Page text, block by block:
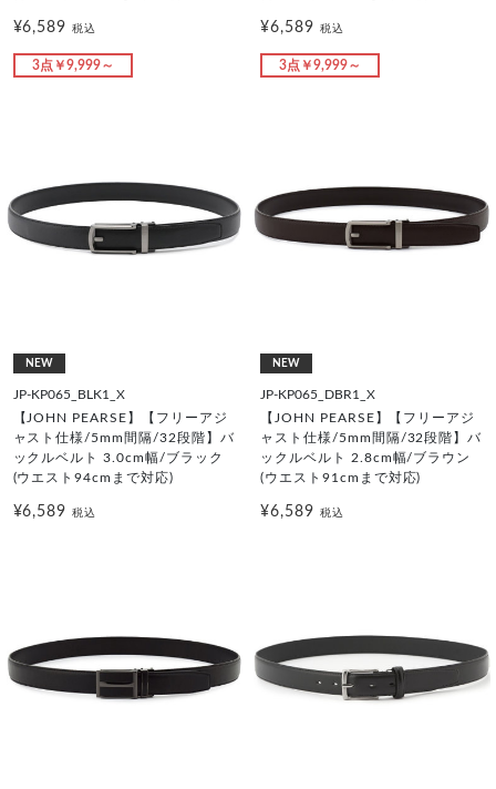
¥6,589税込
3点￥9,999～
¥6,589 税込
3点￥9,999～
NEW
JP-KP065_BLK1_X
【JOHN PEARSE】【フリーアジ
ャスト仕様/5mm間隔/32段階】バ
ックルベルト 3.0cm幅/ブラック
(ウエスト94cmまで対応)
¥6,589税込
NEW
JP-KP065_DBR1_X
【JOHN PEARSE】【フリーアジ
ャスト仕様/5mm間隔/32段階】バ
ックルベルト 2.8cm幅/ブラウン
(ウエスト91cmまで対応)
¥6,589 税込